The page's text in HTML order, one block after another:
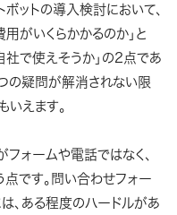
ットの導入検討において、
がいくらかかるのか」と
社で使えそうか」の2点であ
の疑問が解消されない限
いえます。
ォームや電話ではなく、
点です。問い合わせフォー
、ある程度のハードルがあ